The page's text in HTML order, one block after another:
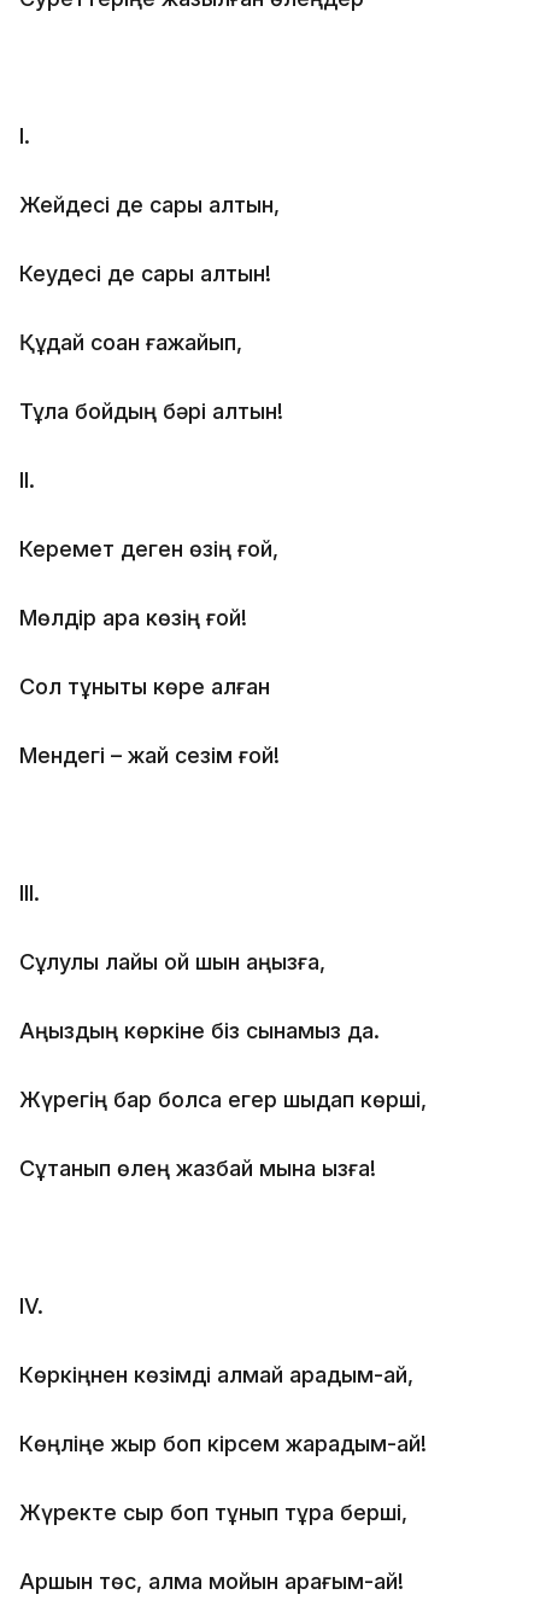
І.
Жейдесі де сары алтын,
Кеудесі де сары алтын!
Құдай соққан ғажайып,
Тұла бойдың бәрі алтын!
ІІ.
Керемет деген өзің ғой,
Мөлдір қара көзің ғой!
Сол тұнықты көре алған
Мендегі – жай сезім ғой!
ІІІ.
Сұлулық лайық қой шын аңызға,
Аңыздың көркіне біз сынамыз да.
Жүрегің бар болса егер шыдап көрші,
Сұқтанып өлең жазбай мына қызға!
IV.
Көркіңнен көзімді алмай қарадым-ай,
Көңліңе жыр боп кірсем жарадым-ай!
Жүректе сыр боп тұнып тұра берші,
Аршын төс, алма мойын қарағым-ай!